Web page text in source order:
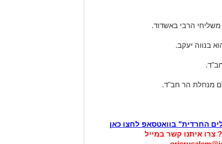
הרבי באשדוד.
בנווה יעקב.
מנחלת הר חב"ד.
החרדית" בוואטסאפ לחצו כאן
צרו איתנו קשר במייל